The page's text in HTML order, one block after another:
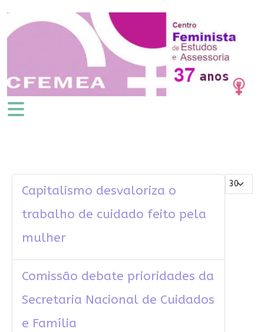
Mostrar #
Capitalismo desvaloriza o
trabalho de cuidado feito pela
mulher
Comissão debate prioridades da
Secretaria Nacional de Cuidados
e Família